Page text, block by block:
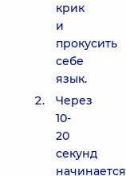
крик
и
прокусить
себе
язык.
Через
10-
20
секунд
начинается